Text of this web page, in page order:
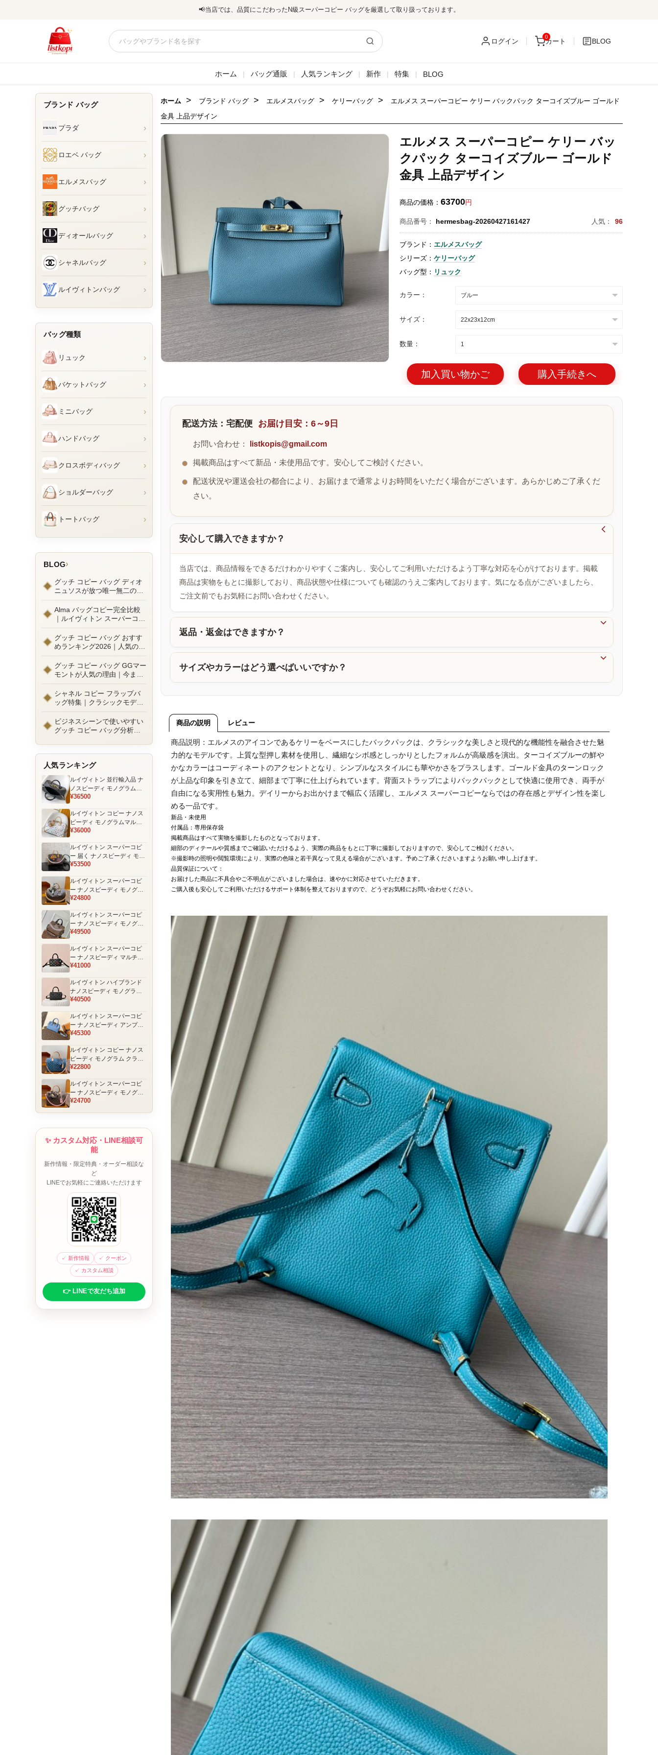
📢当店では、品質にこだわったN級スーパーコピー バッグを厳選して取り扱っております。
ログイン
0
カート BLOG
ホーム | バッグ通販 | 人気ランキング | 新作 | 特集 | BLOG
ブランド バッグ
プラダ ›
ロエベ バッグ ›
エルメスバッグ ›
グッチバッグ ›
ディオールバッグ ›
シャネルバッグ ›
ルイヴィトンバッグ ›
バッグ種類
リュック ›
バケットバッグ ›
ミニバッグ ›
ハンドバッグ ›
クロスボディバッグ ›
ショルダーバッグ ›
トートバッグ ›
BLOG›
グッチ コピー バッグ ディオ
ニュソスが放つ唯一無二の魅
力とは？新作ラインナップ徹
底ガイドとリアルコーデ例
Alma バッグコピー完全比較
｜ルイヴィトン スーパーコピ
ーで叶えるエレガントな日常
グッチ コピー バッグ おすす
めランキング2026｜人気の
GGマーモントから定番モデ
ルまで徹底比較！コピーバッ
グ通販の選び方
グッチ コピー バッグ GGマー
モントが人気の理由｜今また
選ばれる定番ラグジュアリー
バッグとは
シャネル コピー フラップバ
ッグ特集｜クラシックモデル
の魅力と永遠に愛される理由
ビジネスシーンで使いやすい
グッチ コピー バッグ分析｜
人気ランキング
ルイヴィトン 並行輸入品 ナ
ノスピーディ モノグラムエ
クリプス ブラック チェーン
¥36500
ルイヴィトン コピー ナノス
ピーディ モノグラムマルチ
カラー ホワイト ゴールド金
バッグ
¥36000
ルイヴィトン スーパーコピ
ー 届く ナノスピーディ モノ
グラム ポーチ付き ミニボス
品
¥53500
ルイヴィトン スーパーコピ
ー ナノスピーディ モノグラ
ム 編み込みストラップ ミニ
気モデル
¥24800
ルイヴィトン スーパーコピ
ー ナノスピーディ モノグラ
ム ブラックハンドル 2WAY
¥49500
ルイヴィトン スーパーコピ
ー ナノスピーディ マルチカ
ラーモノグラム ミニボスト
ス
¥41000
ルイヴィトン ハイブランド
ナノスピーディ モノグラム
シャドウ 2WAYミニバッグ
¥40500
ルイヴィトン スーパーコピ
ー ナノスピーディ アンプラ
ントレザー ミニボストンバ
すめ
¥45300
ルイヴィトン コピー ナノス
ピーディ モノグラム クラシ
ックデザイン ミニボストン
¥22800
ルイヴィトン スーパーコピ
ー ナノスピーディ モノグラ
ム チャーム装飾 ミニボスト
¥24700
✨ カスタム対応・LINE相談可
能
新作情報・限定特典・オーダー相談な
ど
LINEでお気軽にご連絡いただけます
✓ 新作情報 ✓ クーポン
✓ カスタム相談
👉 LINEで友だち追加
ホーム > ブランド バッグ > エルメスバッグ > ケリーバッグ >
エルメス スーパーコピー ケリー バックパック ターコイズブルー ゴールド
金具 上品デザイン
エルメス スーパーコピー ケリー バッ
クパック ターコイズブルー ゴールド
金具 上品デザイン
商品の価格： 63700円
商品番号： hermesbag-20260427161427 人気： 96
ブランド： エルメスバッグ
シリーズ： ケリーバッグ
バッグ型： リュック
カラー：
サイズ：
数量：
加入買い物かご 購入手続きへ
配送方法：宅配便 お届け目安：6～9日
お問い合わせ： listkopis@gmail.com
掲載商品はすべて新品・未使用品です。安心してご検討ください。
配送状況や運送会社の都合により、お届けまで通常よりお時間をいただく場合がございます。あらかじめご了承くだ
さい。
安心して購入できますか？

当店では、商品情報をできるだけわかりやすくご案内し、安心してご利用いただけるよう丁寧な対応を心がけております。掲載
商品は実物をもとに撮影しており、商品状態や仕様についても確認のうえご案内しております。気になる点がございましたら、
ご注文前でもお気軽にお問い合わせください。
返品・返金はできますか？

サイズやカラーはどう選べばいいですか？

商品の説明 レビュー
商品説明：エルメスのアイコンであるケリーをベースにしたバックパックは、クラシックな美しさと現代的な機能性を融合させた魅
力的なモデルです。上質な型押し素材を使用し、繊細なシボ感としっかりとしたフォルムが高級感を演出。ターコイズブルーの鮮や
かなカラーはコーディネートのアクセントとなり、シンプルなスタイルにも華やかさをプラスします。ゴールド金具のターンロック
が上品な印象を引き立て、細部まで丁寧に仕上げられています。背面ストラップによりバックパックとして快適に使用でき、両手が
自由になる実用性も魅力。デイリーからお出かけまで幅広く活躍し、エルメス スーパーコピーならではの存在感とデザイン性を楽し
める一品です。
新品・未使用
付属品：専用保存袋
掲載商品はすべて実物を撮影したものとなっております。
細部のディテールや質感までご確認いただけるよう、実際の商品をもとに丁寧に撮影しておりますので、安心してご検討ください。
※撮影時の照明や閲覧環境により、実際の色味と若干異なって見える場合がございます。予めご了承くださいますようお願い申し上げます。
品質保証について：
お届けした商品に不具合やご不明点がございました場合は、速やかに対応させていただきます。
ご購入後も安心してご利用いただけるサポート体制を整えておりますので、どうぞお気軽にお問い合わせください。